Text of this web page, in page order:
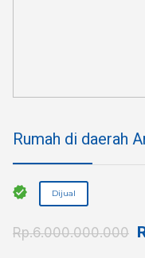
Rumah di daerah
Dijual
Rp.6.000.000.000